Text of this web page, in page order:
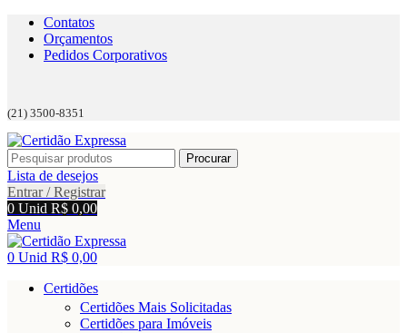
Contatos
Orçamentos
Pedidos Corporativos
(21) 3500-8351
Procurar
Lista de desejos
Entrar / Registrar
0 Unid R$ 0,00
Menu
0 Unid R$ 0,00
Certidões
Certidões Mais Solicitadas
Certidões para Imóveis